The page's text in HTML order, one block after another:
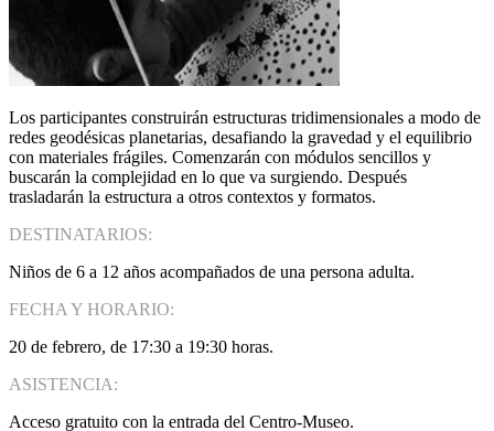
Los participantes construirán estructuras tridimensionales a modo de
redes geodésicas planetarias, desafiando la gravedad y el equilibrio
con materiales frágiles. Comenzarán con módulos sencillos y
buscarán la complejidad en lo que va surgiendo. Después
trasladarán la estructura a otros contextos y formatos.
DESTINATARIOS:
Niños de 6 a 12 años acompañados de una persona adulta.
FECHA Y HORARIO:
20 de febrero, de 17:30 a 19:30 horas.
ASISTENCIA:
Acceso gratuito con la entrada del Centro-Museo.